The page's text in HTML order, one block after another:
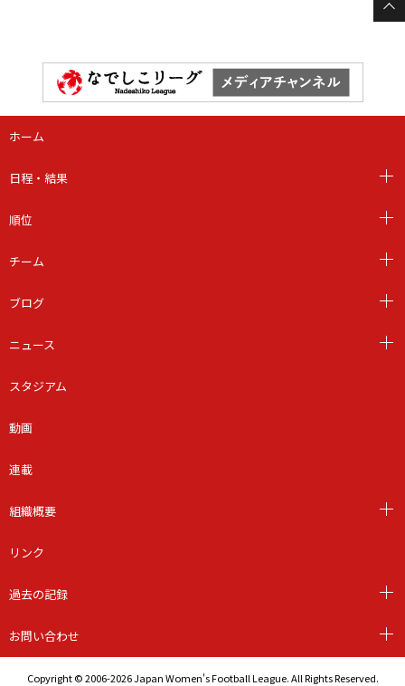
ホーム
日程・結果
順位
チーム
ブログ
ニュース
スタジアム
動画
連載
組織概要
リンク
過去の記録
お問い合わせ
Copyright © 2006-2026 Japan Women's Football League. All Rights Reserved.